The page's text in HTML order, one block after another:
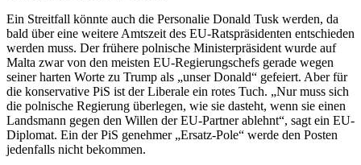
Ein Streitfall könnte auch die Personalie Donald Tusk werden, da
bald über eine weitere Amtszeit des EU-Ratspräsidenten entschieden
werden muss. Der frühere polnische Ministerpräsident wurde auf
Malta zwar von den meisten EU-Regierungschefs gerade wegen
seiner harten Worte zu Trump als „unser Donald“ gefeiert. Aber für
die konservative PiS ist der Liberale ein rotes Tuch. „Nur muss sich
die polnische Regierung überlegen, wie sie dasteht, wenn sie einen
Landsmann gegen den Willen der EU-Partner ablehnt“, sagt ein EU-
Diplomat. Ein der PiS genehmer „Ersatz-Pole“ werde den Posten
jedenfalls nicht bekommen.